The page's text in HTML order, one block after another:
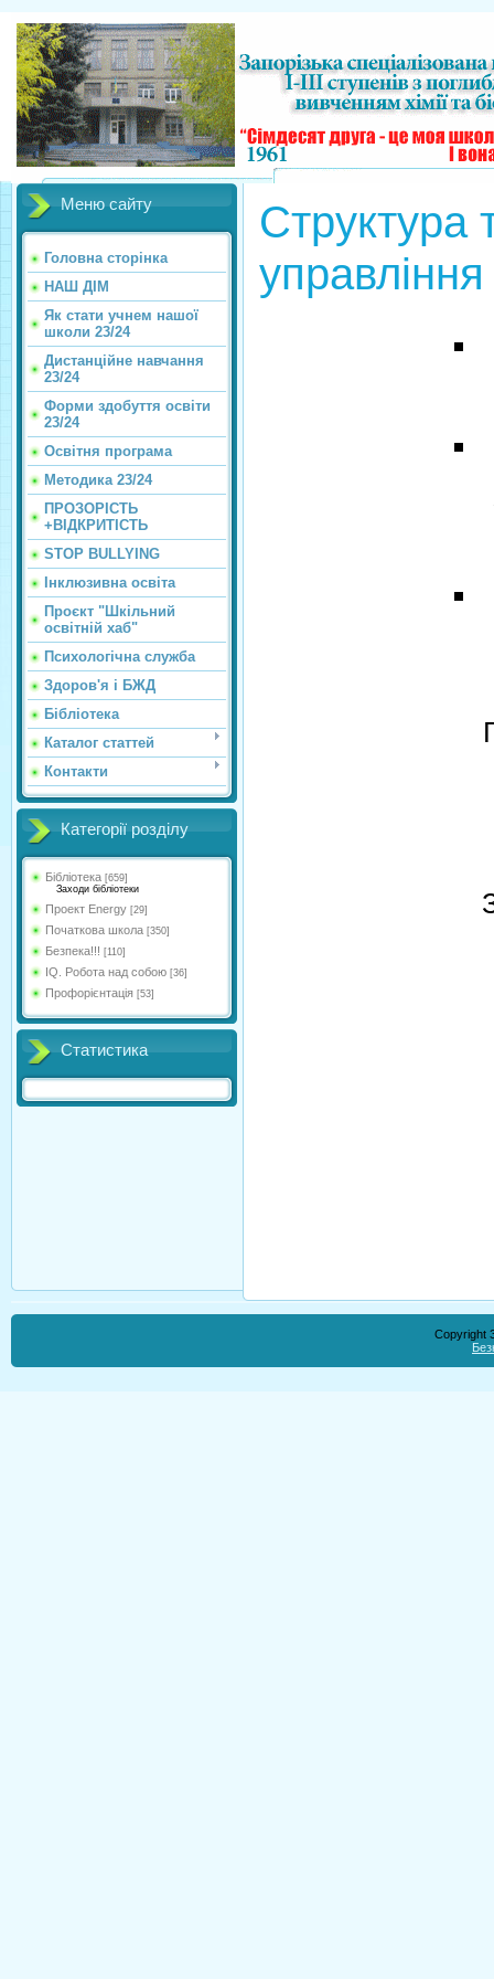
Меню сайту
Головна сторінка
НАШ ДІМ
Як стати учнем нашої
школи 23/24
Дистанційне навчання
23/24
Форми здобуття освіти
23/24
Освітня програма
Методика 23/24
ПРОЗОРІСТЬ
+ВІДКРИТІСТЬ
STOP BULLYING
Інклюзивна освіта
Проєкт "Шкільний
освітній хаб"
Психологічна служба
Здоров'я і БЖД
Бібліотека
Каталог статтей
Контакти
Категорії розділу
Бібліотека [659]
Заходи бібліотеки
Проект Energy [29]
Початкова школа [350]
Безпека!!! [110]
IQ. Робота над собою [36]
Профорієнтація [53]
Статистика
Структура
Copyright